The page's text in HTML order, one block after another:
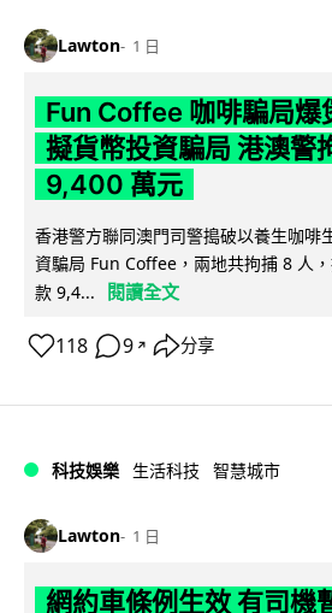
Lawton 1 日
Fun Coffee 咖啡騙局爆
擬貨幣投資騙局 港澳警
9,400 萬元
香港警方聯同澳門司警搗破以養生咖啡
資騙局 Fun Coffee，兩地共拘捕 8 人
款 9,4...
閱讀全文
118 9 ↗ 分享
科技娛樂 生活科技 智慧城市
Lawton 1 日
網約車條例生效 有司機